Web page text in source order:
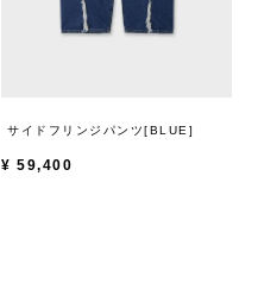
サイドフリンジパンツ[BLUE]
¥ 59,400